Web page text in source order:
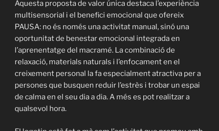
Aquesta proposta de valor única destaca l’experiència
multisensorial i el benefici emocional que ofereix
PAUSA: no és només una activitat manual, sinó una
oportunitat de benestar emocional integrada en
l’aprenentatge del macramé. La combinació de
relaxació, materials naturals i l’enfocament en el
creixement personal la fa especialment atractiva per a
persones que busquen reduir l’estrès i trobar un espai
de calma en el seu dia a dia. A més es pot realitzar a
qualsevol hora.